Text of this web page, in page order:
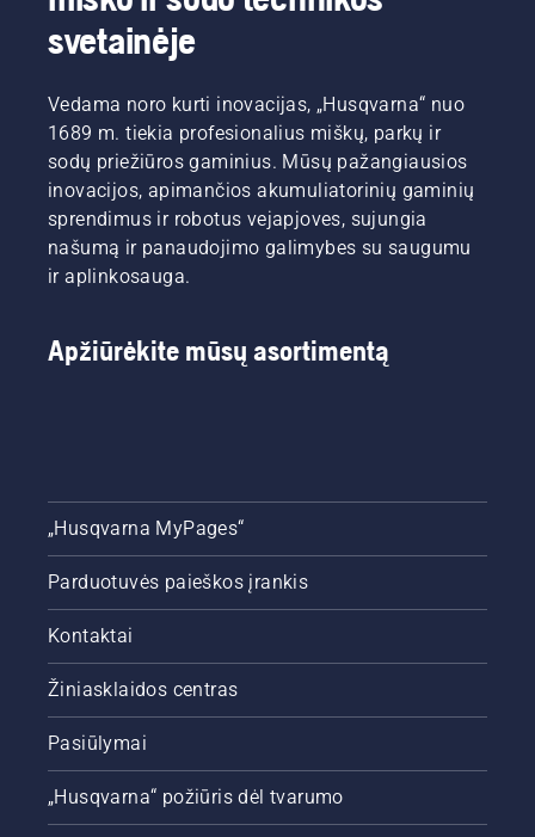
svetainėje
Vedama noro kurti inovacijas, „Husqvarna“ nuo
1689 m. tiekia profesionalius miškų, parkų ir
sodų priežiūros gaminius. Mūsų pažangiausios
inovacijos, apimančios akumuliatorinių gaminių
sprendimus ir robotus vejapjoves, sujungia
našumą ir panaudojimo galimybes su saugumu
ir aplinkosauga.
Apžiūrėkite mūsų asortimentą
„Husqvarna MyPages“
Parduotuvės paieškos įrankis
Kontaktai
Žiniasklaidos centras
Pasiūlymai
„Husqvarna“ požiūris dėl tvarumo